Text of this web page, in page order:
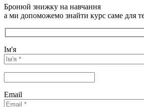
Бронюй знижку на навчання
а ми допоможемо знайти курс саме для
Ім'я
Email